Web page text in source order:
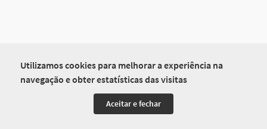
Utilizamos cookies para melhorar a experiência na
navegação e obter estatísticas das visitas
Aceitar e fechar